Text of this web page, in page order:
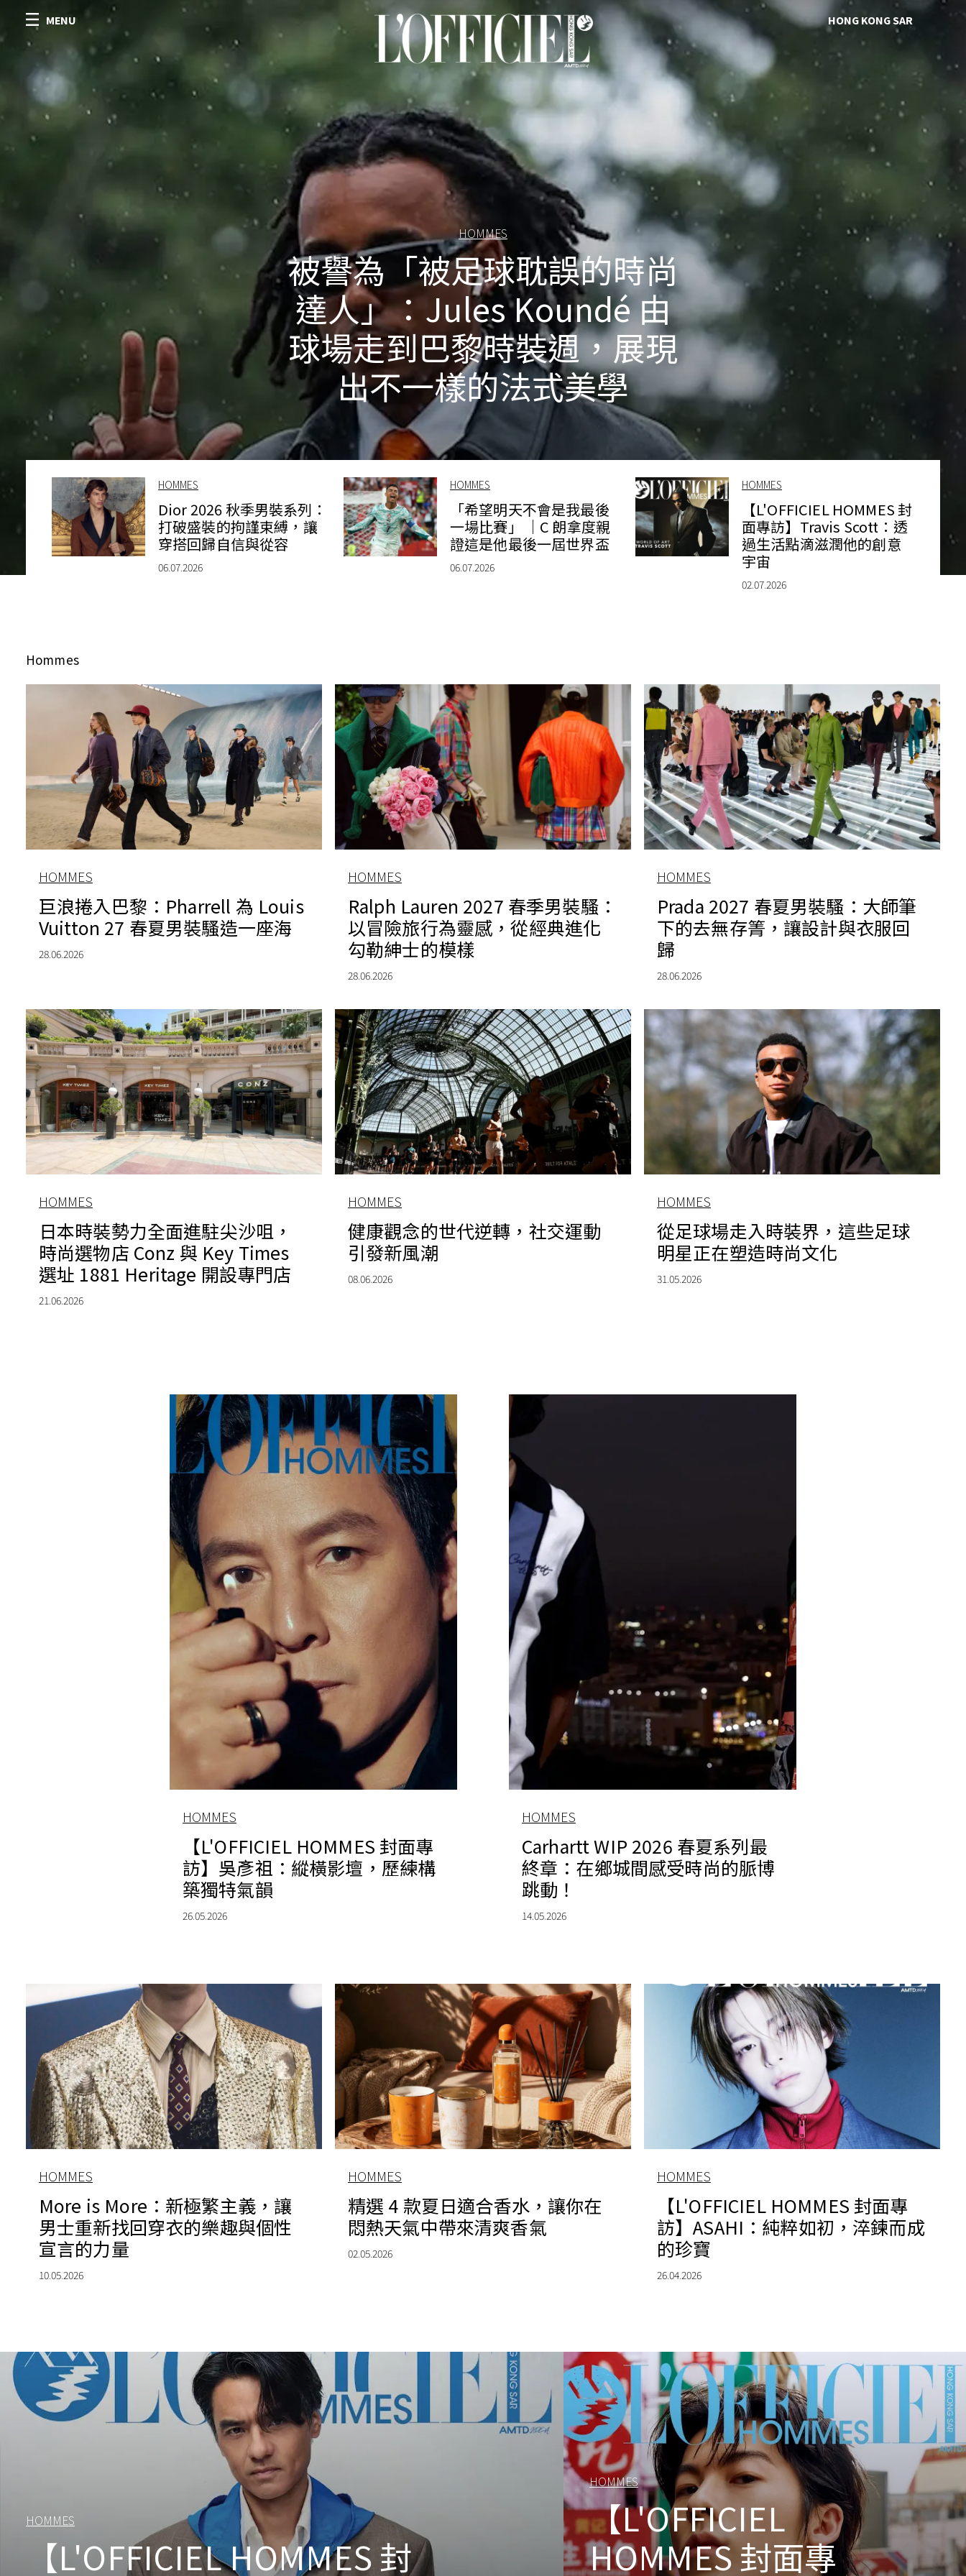
MENU HONG KONG SAR
HOMMES
被譽為「被足球耽誤的時尚
達人」：Jules Koundé 由
球場走到巴黎時裝週，展現
出不一樣的法式美學
HOMMES
Dior 2026 秋季男裝系列：
打破盛裝的拘謹束縛，讓
穿搭回歸自信與從容
06.07.2026
HOMMES
「希望明天不會是我最後
一場比賽」 ｜C 朗拿度親
證這是他最後一屆世界盃
06.07.2026
HOMMES
【L'OFFICIEL HOMMES 封
面專訪】Travis Scott：透
過生活點滴滋潤他的創意
宇宙
02.07.2026
Hommes
HOMMES
巨浪捲入巴黎：Pharrell 為 Louis
Vuitton 27 春夏男裝騷造一座海
28.06.2026
HOMMES
Ralph Lauren 2027 春季男裝騷：
以冒險旅行為靈感，從經典進化
勾勒紳士的模樣
28.06.2026
HOMMES
Prada 2027 春夏男裝騷：大師筆
下的去無存箐，讓設計與衣服回
歸
28.06.2026
HOMMES
日本時裝勢力全面進駐尖沙咀，
時尚選物店 Conz 與 Key Times
選址 1881 Heritage 開設專門店
21.06.2026
HOMMES
健康觀念的世代逆轉，社交運動
引發新風潮
08.06.2026
HOMMES
從足球場走入時裝界，這些足球
明星正在塑造時尚文化
31.05.2026
HOMMES
【L'OFFICIEL HOMMES 封面專
訪】吳彥祖：縱橫影壇，歷練構
築獨特氣韻
26.05.2026
HOMMES
Carhartt WIP 2026 春夏系列最
終章：在鄉城間感受時尚的脈博
跳動！
14.05.2026
HOMMES
More is More：新極繁主義，讓
男士重新找回穿衣的樂趣與個性
宣言的力量
10.05.2026
HOMMES
精選 4 款夏日適合香水，讓你在
悶熱天氣中帶來清爽香氣
02.05.2026
HOMMES
【L'OFFICIEL HOMMES 封面專
訪】ASAHI：純粹如初，淬鍊而成
的珍寶
26.04.2026
HOMMES
【L'OFFICIEL HOMMES 封
HOMMES
【L'OFFICIEL
HOMMES 封面專